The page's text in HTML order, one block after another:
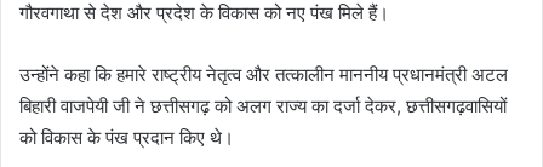
गौरवगाथा से देश और प्रदेश के विकास को नए पंख मिले हैं।
उन्होंने कहा कि हमारे राष्ट्रीय नेतृत्व और तत्कालीन माननीय प्रधानमंत्री अटल
बिहारी वाजपेयी जी ने छत्तीसगढ़ को अलग राज्य का दर्जा देकर, छत्तीसगढ़वासियों
को विकास के पंख प्रदान किए थे।